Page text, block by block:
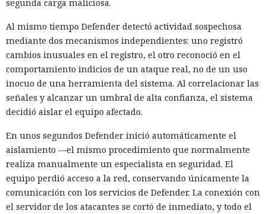
segunda carga maliciosa.
Al mismo tiempo Defender detectó actividad sospechosa
mediante dos mecanismos independientes: uno registró
cambios inusuales en el registro, el otro reconoció en el
comportamiento indicios de un ataque real, no de un uso
inocuo de una herramienta del sistema. Al correlacionar las
señales y alcanzar un umbral de alta confianza, el sistema
decidió aislar el equipo afectado.
En unos segundos Defender inició automáticamente el
aislamiento —el mismo procedimiento que normalmente
realiza manualmente un especialista en seguridad. El
equipo perdió acceso a la red, conservando únicamente la
comunicación con los servicios de Defender. La conexión con
el servidor de los atacantes se cortó de inmediato, y todo el